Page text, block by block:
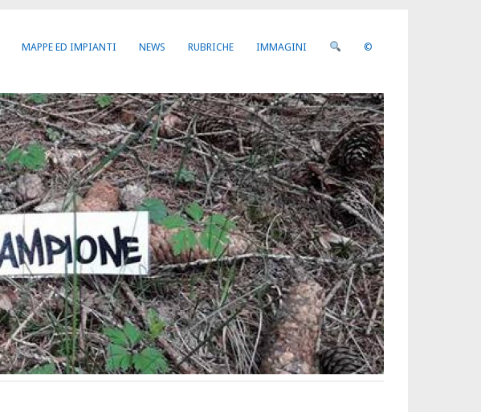
MAPPE ED IMPIANTI NEWS RUBRICHE IMMAGINI ©